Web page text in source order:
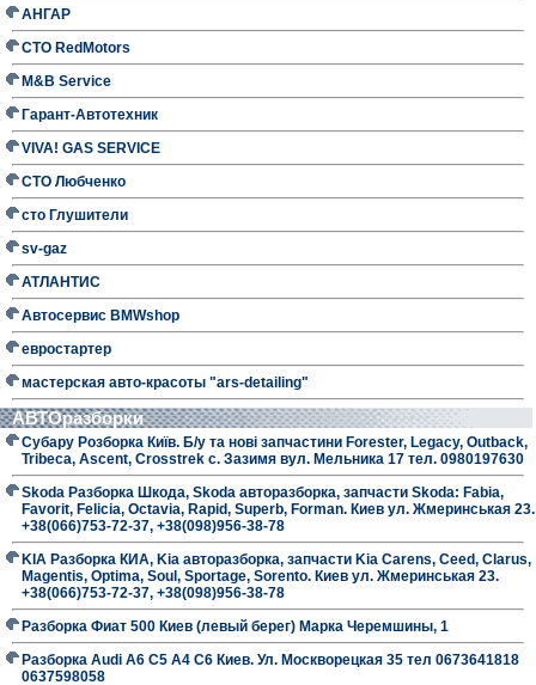
АНГАР
СТО RedMotors
M&B Service
Гарант-Автотехник
VIVA! GAS SERVICE
СТО Любченко
сто Глушители
sv-gaz
АТЛАНТИС
Автосервис BMWshop
евростартер
мастерская авто-красоты "ars-detailing"
АВТОразборки
Субару Розборка Київ. Б/у та нові запчастини Forester, Legacy, Outback,
Tribeca, Ascent, Crosstrek с. Зазимя вул. Мельника 17 тел. 0980197630
Skoda Разборка Шкода, Skoda авторазборка, запчасти Skoda: Fabia,
Favorit, Felicia, Octavia, Rapid, Superb, Forman. Киев ул. Жмеринськая 23.
+38(066)753-72-37, +38(098)956-38-78
KIA Разборка КИА, Kia авторазборка, запчасти Kia Carens, Ceed, Clarus,
Magentis, Optima, Soul, Sportage, Sorento. Киев ул. Жмеринськая 23.
+38(066)753-72-37, +38(098)956-38-78
Разборка Фиат 500 Киев (левый берег) Марка Черемшины, 1
Разборка Audi A6 C5 A4 C6 Киев. Ул. Москворецкая 35 тел 0673641818
0637598058